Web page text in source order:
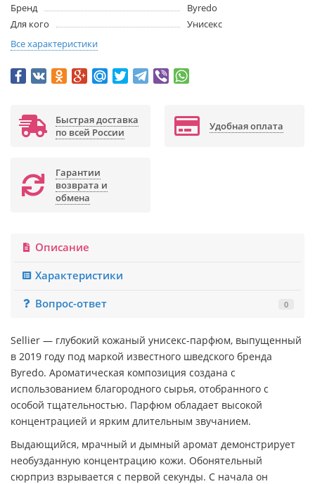
Бренд
Byredo
Для кого
Унисекс
Все характеристики
Быстрая доставка
по всей России
Удобная оплата
Гарантии
возврата и
обмена
Описание
Характеристики
Вопрос-ответ
0
Sellier — глубокий кожаный унисекс-парфюм, выпущенный
в 2019 году под маркой известного шведского бренда
Byredo. Ароматическая композиция создана с
использованием благородного сырья, отобранного с
особой тщательностью. Парфюм обладает высокой
концентрацией и ярким длительным звучанием.
Выдающийся, мрачный и дымный аромат демонстрирует
необузданную концентрацию кожи. Обонятельный
сюрприз взрывается с первой секунды. С начала он